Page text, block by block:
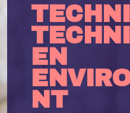
EN
NT